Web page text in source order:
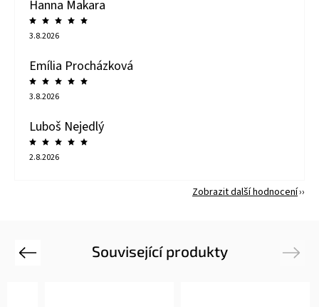
Hanna Makara
3.8.2026
Emília Procházková
3.8.2026
Luboš Nejedlý
2.8.2026
Zobrazit další hodnocení
Související produkty
Previous Next